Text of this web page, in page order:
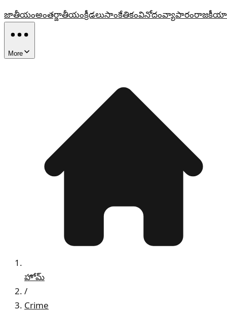
జాతీయంఅంతర్జాతీయంక్రీడలుసాంకేతికంవినోదంవ్యాపారం
More
హోమ్
/
Crime